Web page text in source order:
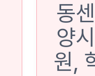
동
양
원,